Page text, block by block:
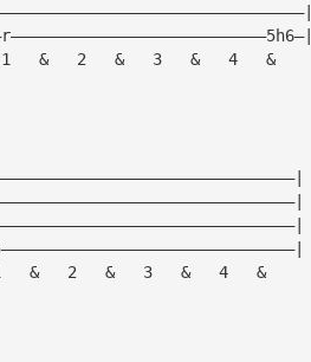
&   2   &   3   &   4   &
&   2   &   3   &   4   &